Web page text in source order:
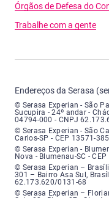
Órgãos de Defesa do
Trabalhe com a gente
Endereços da Serasa
Serasa Experian - São
© Serasa Experian - São
Sucupira - 24º andar -
04794-000 - CNPJ
Serasa Experian - São
© Serasa Experian - São
Carlos-SP - CEP 13571-
Serasa Experian -
© Serasa Experian -
Nova - Blumenau-SC -
Serasa Experian - Brasília,
© Serasa Experian –
301 – Bairro Asa Sul,
62.173.620/0131-68
Serasa Experian -
© Serasa Experian –